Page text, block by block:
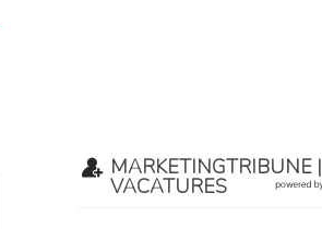
MARKETINGTRIBUNE |
VACATURES